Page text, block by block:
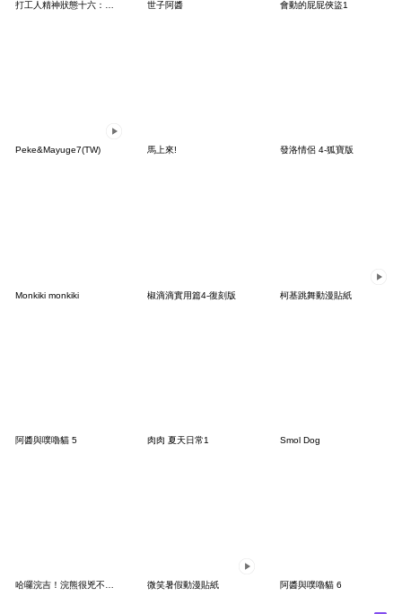
世子阿醬 會動的屁屁俠盜1
Peke&Mayuge7(TW) 馬上來! 發洛情侶 4-狐寶版
Monkiki monkiki 椒滴滴實用篇4-復刻版 柯基跳舞動漫貼紙
阿醬與噗嚕貓 5 肉肉 夏天日常1 Smol Dog
哈囉浣吉！浣熊很兇不要亂摸ver.4 微笑暑假動漫貼紙 阿醬與噗嚕貓 6